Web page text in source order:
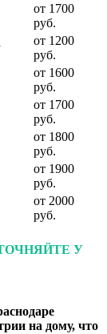
от 1700
руб.
от 1200
руб.
от 1600
руб.
от 1700
руб.
от 1800
руб.
от 1900
руб.
от 2000
руб.
У
на дому, что